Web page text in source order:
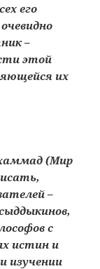
его
–
этой
их
(Мир
–
с
истин и
изучении